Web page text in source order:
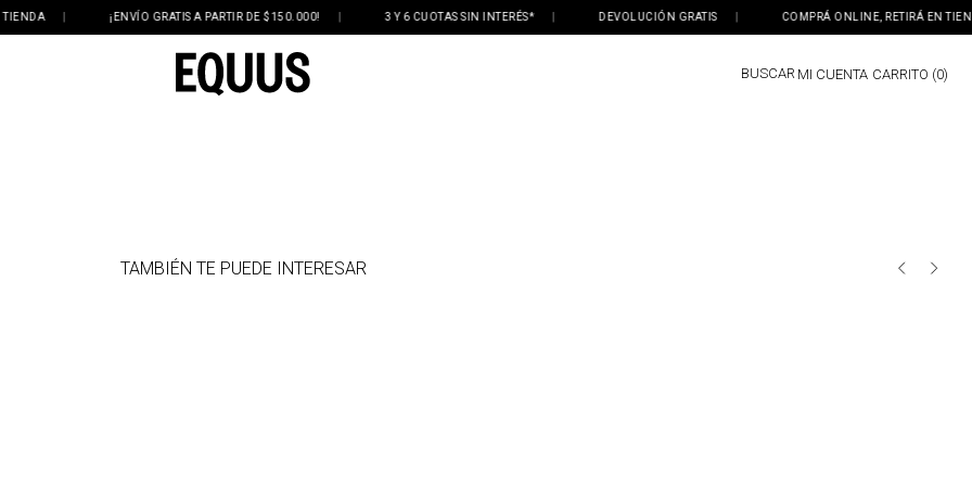
| ¡ENVÍO GRATIS A PARTIR DE $150.000! | 3 Y 6 CUOTAS SIN INTERÉS* | DEVOLUCIÓN GRATIS | COMPRÁ ONLINE, RETIRÁ EN TIENDA
BUSCAR MI CUENTA 0
TAMBIÉN TE PUEDE INTERESAR